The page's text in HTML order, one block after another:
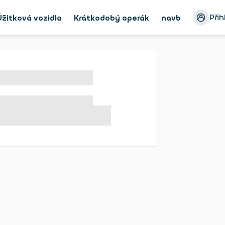
vozidla Krátkodobý operák navbar_Bike